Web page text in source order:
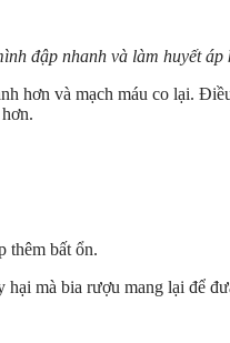
đập nhanh và làm huyết áp
hơn và mạch máu co lại.
thêm bất ổn.
mà bia rượu mang lại để